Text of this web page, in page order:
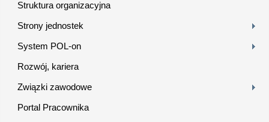
Struktura organizacyjna
Strony jednostek
System POL-on
Rozwój, kariera
Związki zawodowe
Portal Pracownika